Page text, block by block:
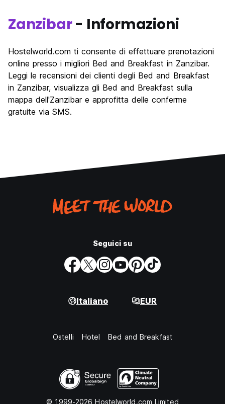
Zanzibar- Informazioni
Hostelworld.com ti consente di effettuare prenotazioni
online presso i migliori Bed and Breakfast in Zanzibar.
Leggi le recensioni dei clienti degli Bed and Breakfast
in Zanzibar, visualizza gli Bed and Breakfast sulla
mappa dell'Zanzibar e approfitta delle conferme
gratuite via SMS.
Seguici su
Italiano EUR
Ostelli Hotel Bed and Breakfast
© 1999-2026 Hostelworld.com Limited